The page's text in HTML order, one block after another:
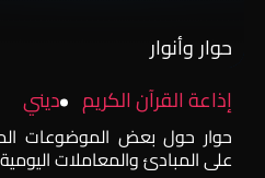
حوار وأنوار
إذاعة القرآن الكريم
ديني
حوار حول بعض الموضوعات
على المبادئ والمعاملات اليومية